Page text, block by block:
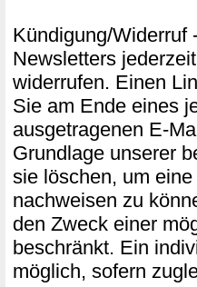
Kündigung/Widerruf
Newsletters
widerrufen. Einen
Sie am Ende eines
ausgetragenen E-
Grundlage unserer
sie löschen, um
nachweisen zu
den Zweck einer
beschränkt. Ein
möglich, sofern